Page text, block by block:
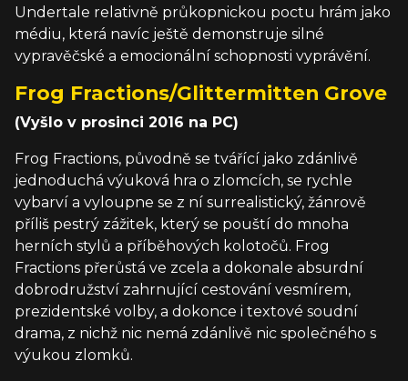
Undertale relativně průkopnickou poctu hrám jako
médiu, která navíc ještě demonstruje silné
vypravěčské a emocionální schopnosti vyprávění.
Frog Fractions/Glittermitten Grove
(Vyšlo v prosinci 2016 na PC)
Frog Fractions, původně se tvářící jako zdánlivě
jednoduchá výuková hra o zlomcích, se rychle
vybarví a vyloupne se z ní surrealistický, žánrově
příliš pestrý zážitek, který se pouští do mnoha
herních stylů a příběhových kolotočů. Frog
Fractions přerůstá ve zcela a dokonale absurdní
dobrodružství zahrnující cestování vesmírem,
prezidentské volby, a dokonce i textové soudní
drama, z nichž nic nemá zdánlivě nic společného s
výukou zlomků.